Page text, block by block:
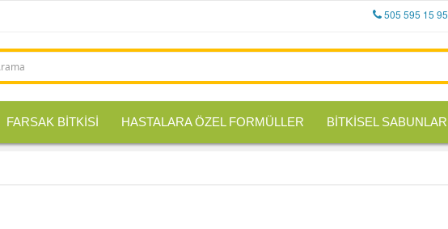
505 595 15 95
FARSAK BİTKİSİ HASTALARA ÖZEL FORMÜLLER BİTKİSEL SABUNLAR